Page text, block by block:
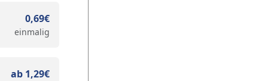
0,69€
einmalig
ab 1,29€